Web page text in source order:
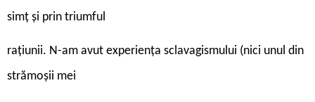
simț și prin triumful
rațiunii. N-am avut experiența sclavagismului (nici unul din
strămoșii mei